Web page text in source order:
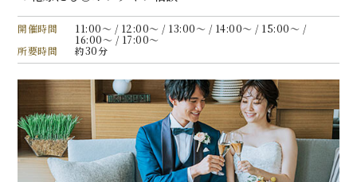
開催時間
11:00〜 / 12:00〜 / 13:00〜 / 14:00〜 / 15:00〜 /
16:00〜 / 17:00〜
所要時間
約30分